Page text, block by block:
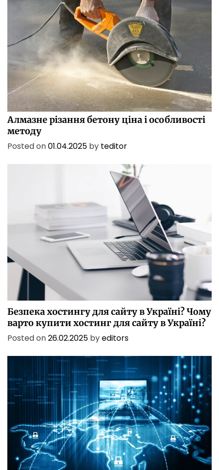
БІЗНЕС ПОСЛУГИ ТЕХНОЛОГІЇ
Алмазне різання бетону ціна і особливості
методу
Posted on01.04.2025 by teditor
БЕЗПЕКА БІЗНЕС ТЕХНОЛОГІЇ
Безпека хостингу для сайту в Україні? Чому
варто купити хостинг для сайту в Україні?
Posted on26.02.2025 byeditors